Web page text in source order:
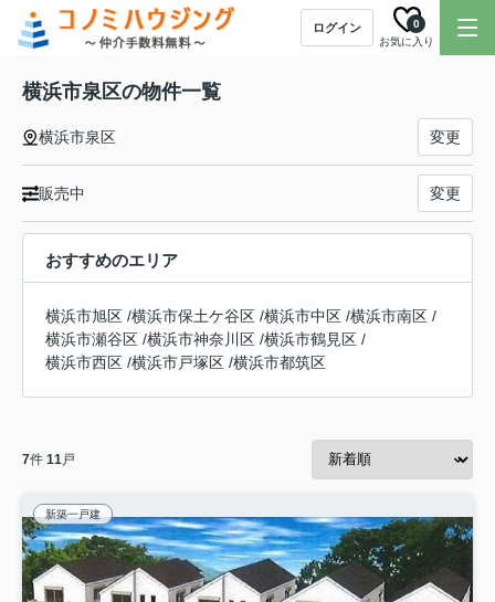
ログイン
お気に入り
0
横浜市泉区の物件一覧
横浜市泉区 変更
販売中 変更
おすすめのエリア
横浜市旭区 /横浜市保土ケ谷区 /横浜市中区 /横浜市南区 /
横浜市瀬谷区 /横浜市神奈川区 /横浜市鶴見区 /
横浜市西区 /横浜市戸塚区 /横浜市都筑区
7件 11戸
新築一戸建